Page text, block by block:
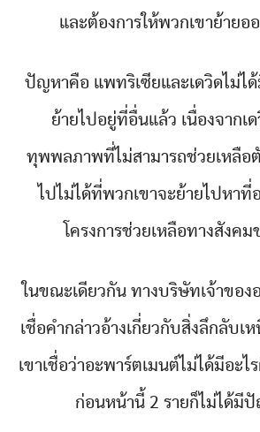
และต้องการให้พวกเขาย้ายอ
ปัญหาคือ แพทริเซียและเดวิดไม่ไ
ย้ายไปอยู่ที่อื่นแล้ว เนื่องจากเ
ทุพพลภาพที่ไม่สามารถช่วยเหลือตั
ไปไม่ได้ที่พวกเขาจะย้ายไปหา
โครงการช่วยเหลือทางสังคม
ในขณะเดียวกัน ทางบริษัทเจ้าของ
เชื่อคำกล่าวอ้างเกี่ยวกับสิ่งลึกลับเ
เขาเชื่อว่าอะพาร์ตเมนต์ไม่ได้มีอะ
ก่อนหน้านี้ 2 รายก็ไม่ได้มีปั